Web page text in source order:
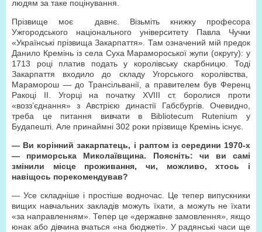
людям за таке поцінування.
Прізвище моє давнє. Візьміть книжку професора
Ужгородського національного університету Павла Чучки
«Українські прізвища Закарпаття». Там означений мій предок
Данило Кремінь із села Суха Марамороської жупи (округу): у
1713 році платив подать у королівську скарбницю. Тоді
Закарпаття входило до складу Угорського королівства,
Мараморош — до Трансільванії, а правителем був Ференц
Ракоці ІІ. Угорці на початку ХVIII ст. боролися проти
«возз’єднання» з Австрією династії Габсбургів. Очевидно,
треба це питання вивчати в Bibliotecum Rutenium у
Будапешті. Але принаймні 302 роки прізвище Кремінь існує.
— Ви корінний закарпатець, і раптом із середини 1970-х
— приморська Миколаївщина. Поясніть: чи ви самі
змінили місце проживання, чи, можливо, хтось і
навіщось порекомендував?
— Усе складніше і простіше водночас. Це тепер випускники
вищих навчальних закладів можуть їхати, а можуть не їхати
«за направленням». Тепер це «державне замовлення», якщо
юнак або дівчина вчаться «на бюджеті». У радянські часи ще